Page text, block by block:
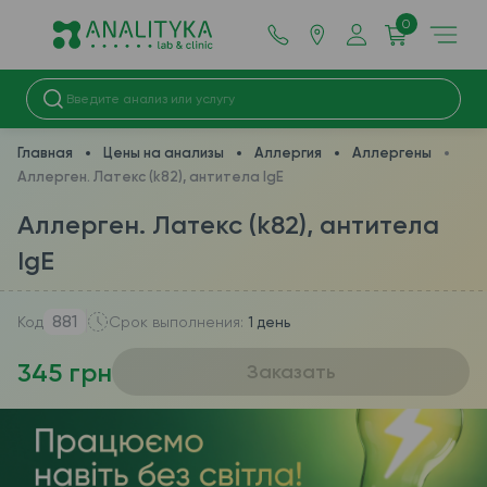
0
Главная Цены на анализы Аллергия
Аллергены
Аллерген. Латекс (k82), антитела IgE
Аллерген. Латекс (k82), антитела
IgE
Код 881 Срок выполнения: 1 день
345 грн Заказать